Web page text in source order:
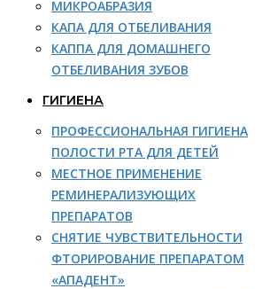
МИКРОАБРАЗИЯ
КАПА ДЛЯ ОТБЕЛИВАНИЯ
КАППА ДЛЯ ДОМАШНЕГО
ОТБЕЛИВАНИЯ ЗУБОВ
ГИГИЕНА
ПРОФЕССИОНАЛЬНАЯ ГИГИЕНА
ПОЛОСТИ РТА ДЛЯ ДЕТЕЙ
МЕСТНОЕ ПРИМЕНЕНИЕ
РЕМИНЕРАЛИЗУЮЩИХ
ПРЕПАРАТОВ
СНЯТИЕ ЧУВСТВИТЕЛЬНОСТИ
ФТОРИРОВАНИЕ ПРЕПАРАТОМ
«АПАДЕНТ»